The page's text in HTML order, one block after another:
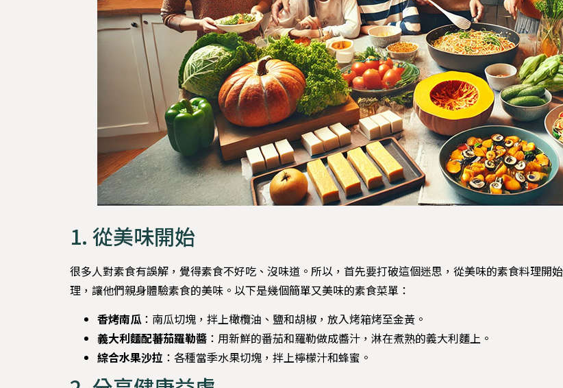
1. 從美味開始
很多人對素食有誤解，覺得素食不好吃、沒味道。所以，首先要打破這個迷思，從美味的素食料理開
理，讓他們親身體驗素食的美味。以下是幾個簡單又美味的素食菜單：
香烤南瓜：南瓜切塊，拌上橄欖油、鹽和胡椒，放入烤箱烤至金黃。
義大利麵配蕃茄羅勒醬 ：用新鮮的番茄和羅勒做成醬汁，淋在煮熟的義大利麵上。
綜合水果沙拉 ：各種當季水果切塊，拌上檸檬汁和蜂蜜。